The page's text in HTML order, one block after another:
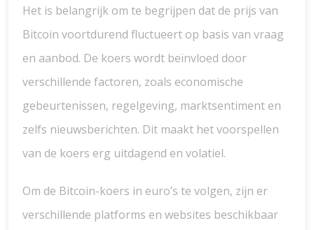
Het is belangrijk om te begrijpen dat de prijs van
Bitcoin voortdurend fluctueert op basis van vraag
en aanbod. De koers wordt beïnvloed door
verschillende factoren, zoals economische
gebeurtenissen, regelgeving, marktsentiment en
zelfs nieuwsberichten. Dit maakt het voorspellen
van de koers erg uitdagend en volatiel.
Om de Bitcoin-koers in euro’s te volgen, zijn er
verschillende platforms en websites beschikbaar